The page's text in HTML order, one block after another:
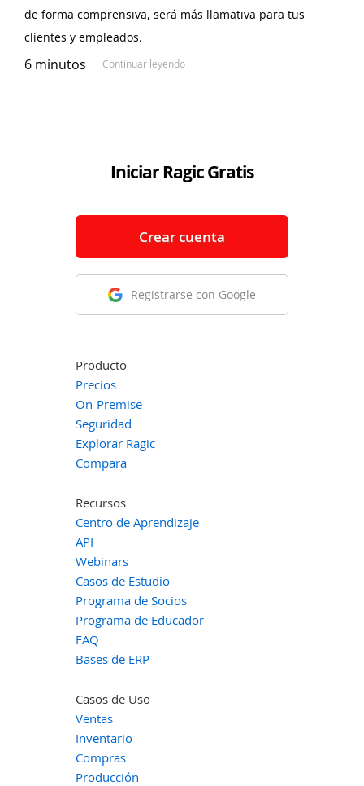
de forma comprensiva, será más llamativa para tus
clientes y empleados.
6 minutos Continuar leyendo
Iniciar Ragic Gratis
Crear cuenta
Registrarse con Google
Producto
Precios
On-Premise
Seguridad
Explorar Ragic
Compara
Recursos
Centro de Aprendizaje
API
Webinars
Casos de Estudio
Programa de Socios
Programa de Educador
FAQ
Bases de ERP
Casos de Uso
Ventas
Inventario
Compras
Producción